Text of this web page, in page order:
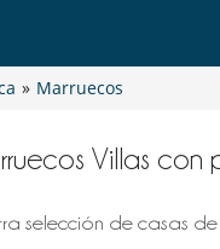
» Marruecos
Villas con
selección de casas de